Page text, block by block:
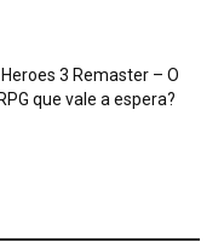
3 Remaster – O
que vale a espera?